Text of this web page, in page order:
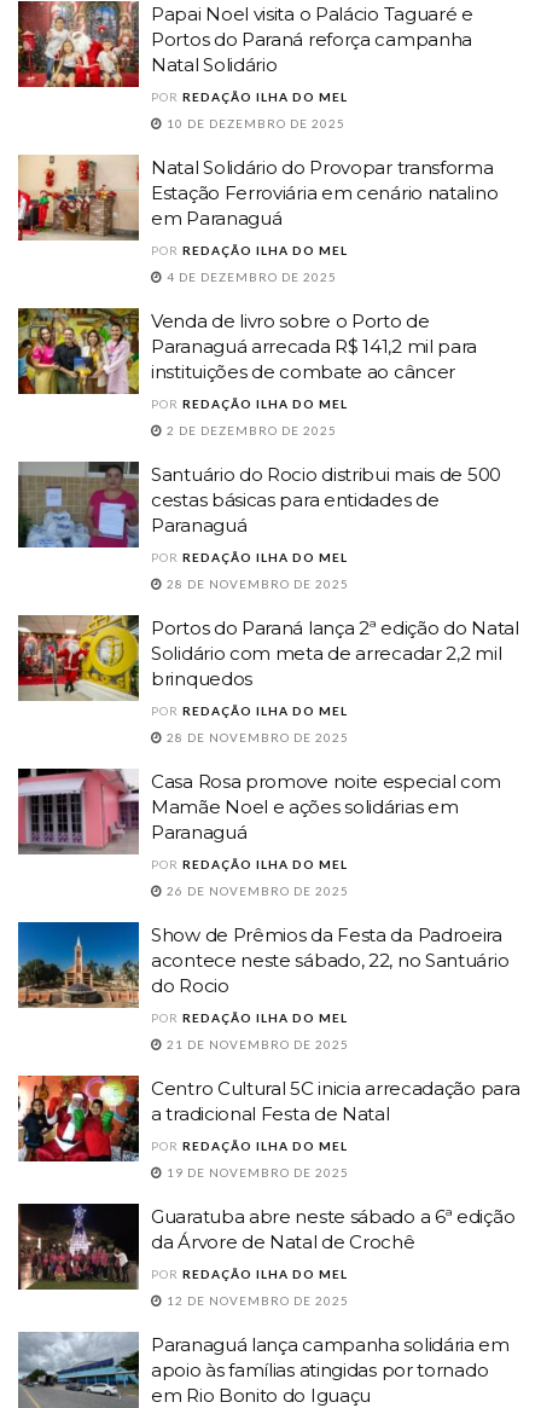
Papai Noel visita o Palácio Taguaré e
Portos do Paraná reforça campanha
Natal Solidário
POR REDAÇÃO ILHA DO MEL
10 DE DEZEMBRO DE 2025
Natal Solidário do Provopar transforma
Estação Ferroviária em cenário natalino
em Paranaguá
POR REDAÇÃO ILHA DO MEL
4 DE DEZEMBRO DE 2025
Venda de livro sobre o Porto de
Paranaguá arrecada R$ 141,2 mil para
instituições de combate ao câncer
POR REDAÇÃO ILHA DO MEL
2 DE DEZEMBRO DE 2025
Santuário do Rocio distribui mais de 500
cestas básicas para entidades de
Paranaguá
POR REDAÇÃO ILHA DO MEL
28 DE NOVEMBRO DE 2025
Portos do Paraná lança 2ª edição do Natal
Solidário com meta de arrecadar 2,2 mil
brinquedos
POR REDAÇÃO ILHA DO MEL
28 DE NOVEMBRO DE 2025
Casa Rosa promove noite especial com
Mamãe Noel e ações solidárias em
Paranaguá
POR REDAÇÃO ILHA DO MEL
26 DE NOVEMBRO DE 2025
Show de Prêmios da Festa da Padroeira
acontece neste sábado, 22, no Santuário
do Rocio
POR REDAÇÃO ILHA DO MEL
21 DE NOVEMBRO DE 2025
Centro Cultural 5C inicia arrecadação para
a tradicional Festa de Natal
POR REDAÇÃO ILHA DO MEL
19 DE NOVEMBRO DE 2025
Guaratuba abre neste sábado a 6ª edição
da Árvore de Natal de Crochê
POR REDAÇÃO ILHA DO MEL
12 DE NOVEMBRO DE 2025
Paranaguá lança campanha solidária em
apoio às famílias atingidas por tornado
em Rio Bonito do Iguaçu